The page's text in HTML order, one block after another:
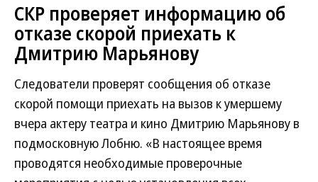
СКР проверяет информацию об
отказе скорой приехать к
Дмитрию Марьянову
Следователи проверят сообщения об отказе
скорой помощи приехать на вызов к умершему
вчера актеру театра и кино Дмитрию Марьянову в
подмосковную Лобню. «В настоящее время
проводятся необходимые проверочные